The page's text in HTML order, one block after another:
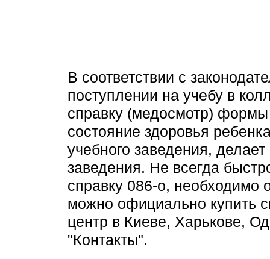
В соответствии с
поступлении на учебу в
справку (медосмотр)
состояние здоровья
учебного заведения,
заведения. Не всегда
справку 086-о, необходимо
можно официально купить
центр в Киеве, Харькове,
"Контакты".